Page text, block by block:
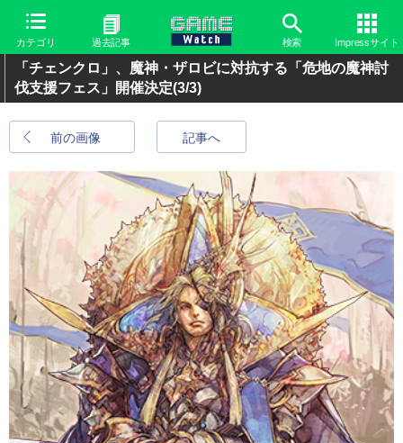
カテゴリ 過去記事 検索 Impressサイト
「チェンクロ」、魔神・ザロビに対抗する「危地の魔神討
伐支援フェス」開催決定(3/3)
前の画像 記事へ